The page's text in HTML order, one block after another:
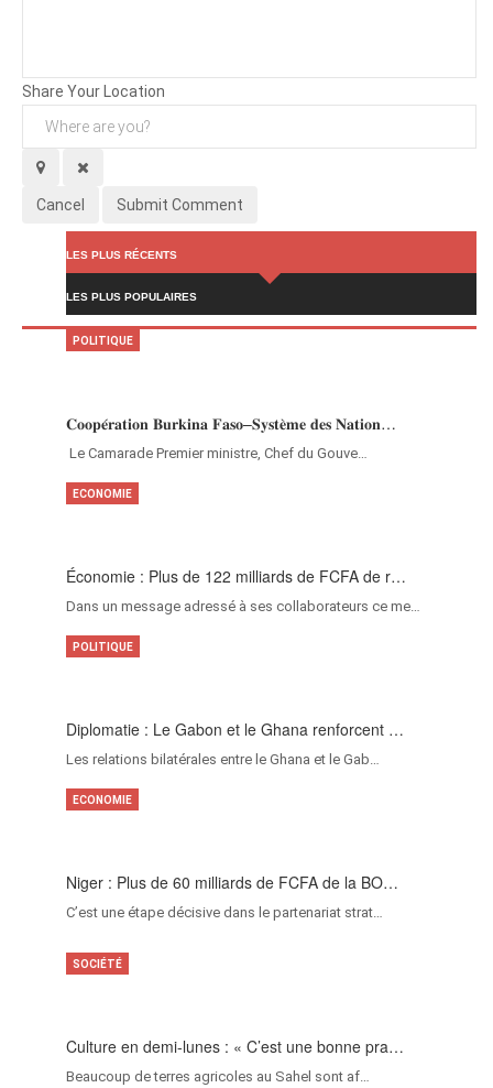
Share Your Location
Cancel Submit Comment
LES PLUS RÉCENTS
LES PLUS POPULAIRES
𝐂𝐨𝐨𝐩𝐞́𝐫𝐚𝐭𝐢𝐨𝐧 𝐁𝐮𝐫𝐤𝐢𝐧𝐚 𝐅𝐚𝐬𝐨–𝐒𝐲𝐬𝐭𝐞̀𝐦𝐞 𝐝𝐞𝐬 𝐍𝐚𝐭𝐢𝐨𝐧…
‎Le Camarade Premier ministre, Chef du Gouve…
POLITIQUE
Économie : Plus de 122 milliards de FCFA de r…
Dans un message adressé à ses collaborateurs ce me…
ECONOMIE
Diplomatie : Le Gabon et le Ghana renforcent …
Les relations bilatérales entre le Ghana et le Gab…
POLITIQUE
Niger : Plus de 60 milliards de FCFA de la BO…
C’est une étape décisive dans le partenariat strat…
ECONOMIE
Culture en demi-lunes : « C’est une bonne pra…
Beaucoup de terres agricoles au Sahel sont af…
SOCIÉTÉ